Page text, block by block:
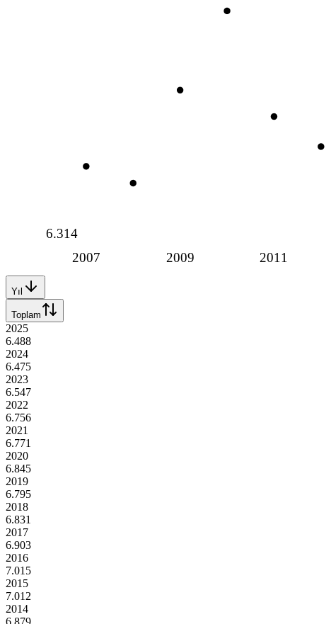
2007 2009 2011
6.314
Yıl
Toplam
2025
6.488
2024
6.475
2023
6.547
2022
6.756
2021
6.771
2020
6.845
2019
6.795
2018
6.831
2017
6.903
2016
7.015
2015
7.012
2014